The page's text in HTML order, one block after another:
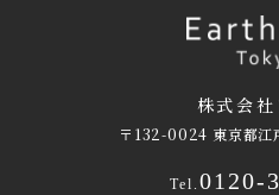
株式会社
〒132-0024 東京都江
Tel. 0120-